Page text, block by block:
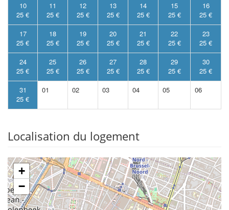
10
25 €
11
25 €
12
25 €
13
25 €
14
25 €
15
25 €
16
25 €
17
25 €
18
25 €
19
25 €
20
25 €
21
25 €
22
25 €
23
25 €
24
25 €
25
25 €
26
25 €
27
25 €
28
25 €
29
25 €
30
25 €
31
25 €
01 02 03 04 05 06
Localisation du logement
+
−